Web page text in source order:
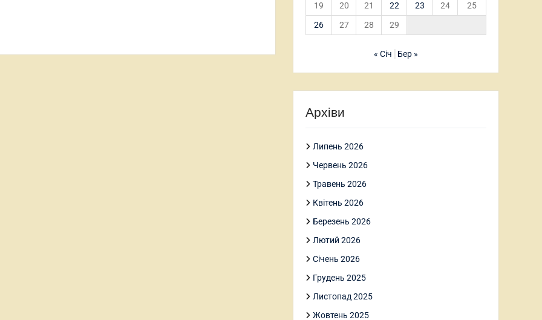
19
20 21 22 23 24
25
26
27 28 29
« Січ Бер »
Архіви
Липень 2026
Червень 2026
Травень 2026
Квітень 2026
Березень 2026
Лютий 2026
Січень 2026
Грудень 2025
Листопад 2025
Жовтень 2025